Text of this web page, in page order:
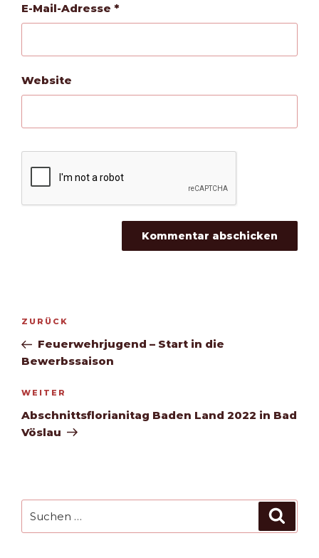
E-Mail-Adresse *
Website
Beitragsnavigation
Vorheriger
Beitrag
ZURÜCK
Feuerwehrjugend – Start in die
Bewerbssaison
Nächster
Beitrag
WEITER
Abschnittsflorianitag Baden Land 2022 in Bad
Vöslau
nach: